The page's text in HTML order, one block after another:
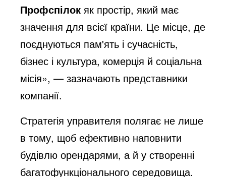
Профспілок як простір, який має
значення для всієї країни. Це місце, де
поєднуються пам'ять і сучасність,
бізнес і культура, комерція й соціальна
місія», — зазначають представники
компанії.
Стратегія управителя полягає не лише
в тому, щоб ефективно наповнити
будівлю орендарями, а й у створенні
багатофункціонального середовища.